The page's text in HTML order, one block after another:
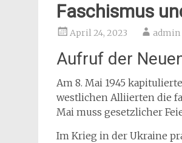
Faschismus
April 24, 2023 admin
Aufruf der
Am 8. Mai 1945
westlichen Alliierten die
Mai muss gesetzlicher
Im Krieg in der Ukraine